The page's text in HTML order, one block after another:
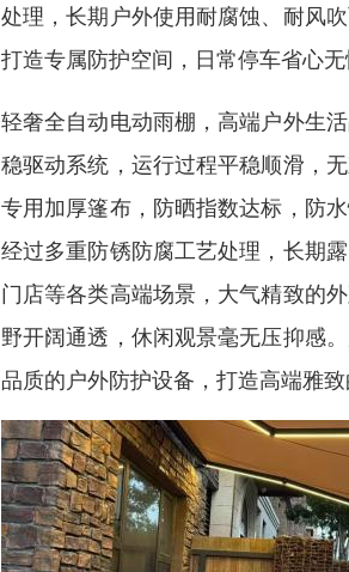
处理，长期户外使用耐腐蚀、耐风
打造专属防护空间，日常停车省心
轻奢全自动电动雨棚，高端户外生
稳驱动系统，运行过程平稳顺滑，
专用加厚篷布，防晒指数达标，防
经过多重防锈防腐工艺处理，长期
门店等各类高端场景，大气精致的
野开阔通透，休闲观景毫无压抑感
品质的户外防护设备，打造高端雅致